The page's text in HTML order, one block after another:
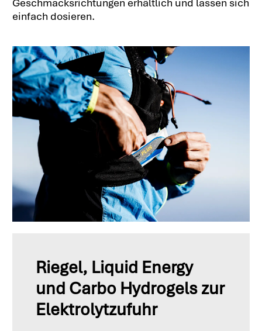
Geschmacksrichtungen erhältlich und lassen sich
einfach dosieren.
Riegel, Liquid Energy
und Carbo Hydrogels zur
Elektrolytzufuhr